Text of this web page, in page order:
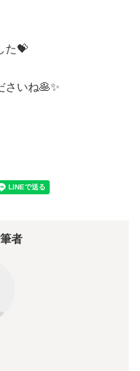
た💝
さいね🥞✨
者